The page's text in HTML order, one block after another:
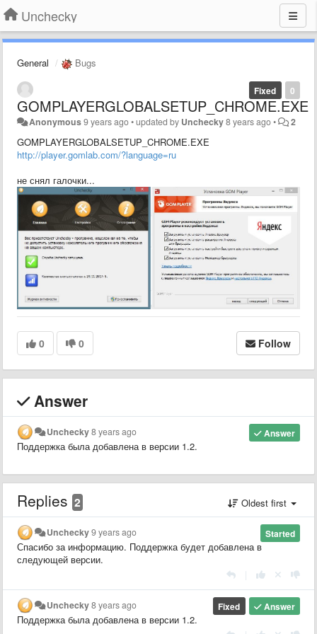
Unchecky
General Bugs
0
Fixed
GOMPLAYERGLOBALSETUP_CHROME.EXE
Anonymous9 years ago•updated by Unchecky8 years ago• 2
GOMPLAYERGLOBALSETUP_CHROME.EXE
http://player.gomlab.com/?language=ru
не снял галочки...
0 0 Follow
Answer
Answer
Unchecky8 years ago
Поддержка была добавлена в версии 1.2.
Replies 2 Oldest first
Started
Unchecky9 years ago
Спасибо за информацию. Поддержка будет добавлена в
следующей версии.
Answer
Fixed
Unchecky8 years ago
Поддержка была добавлена в версии 1.2.